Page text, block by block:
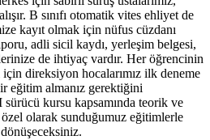
B sınıfı otomatik vites ehliyet de
kayıt olmak için nüfus cüzdanı
adli sicil kaydı, yerleşim belgesi,
de ihtiyaç vardır. Her öğrencinin
için direksiyon hocalarımız ilk deneme
eğitim almanız gerektiğini
kursu kapsamında teorik ve
olarak sunduğumuz eğitimlerle